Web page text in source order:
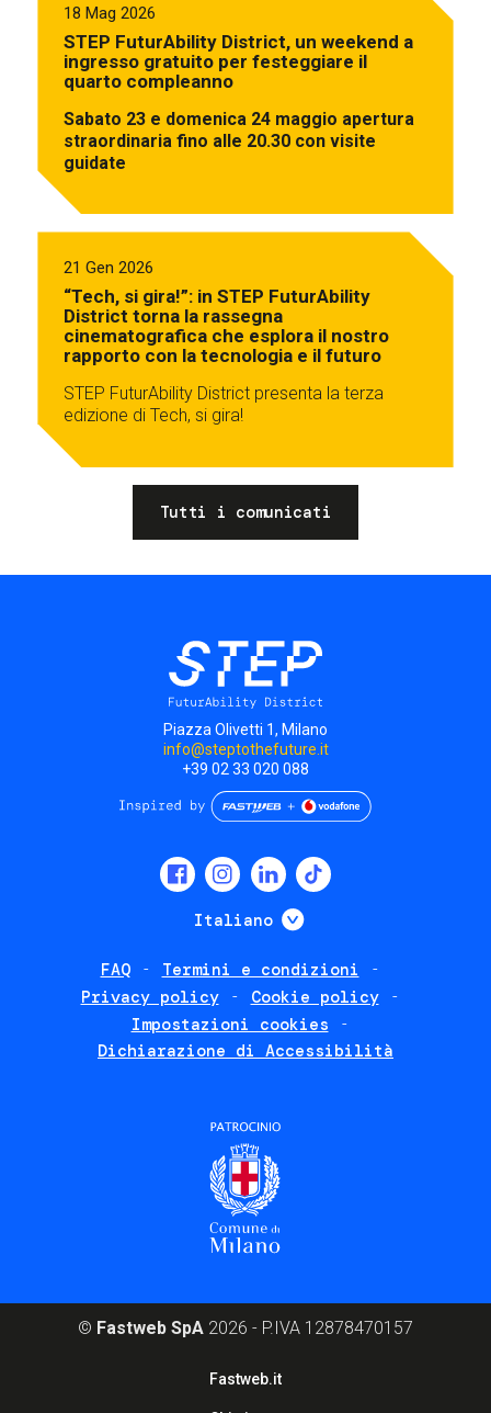
18 Mag 2026
STEP FuturAbility District, un weekend a
ingresso gratuito per festeggiare il
quarto compleanno
Sabato 23 e domenica 24 maggio apertura
straordinaria fino alle 20.30 con visite
guidate
21 Gen 2026
“Tech, si gira!”: in STEP FuturAbility
District torna la rassegna
cinematografica che esplora il nostro
rapporto con la tecnologia e il futuro
STEP FuturAbility District presenta la terza
edizione di Tech, si gira!
Tutti i comunicati
Piazza Olivetti 1, Milano
info@steptothefuture.it
+39 02 33 020 088
Italiano Mostra ulteriori
FAQ
Termini e condizioni
Privacy policy
Cookie policy
Impostazioni cookies
Dichiarazione di Accessibilità
© Fastweb SpA 2026 - P.IVA 12878470157
Fastweb.it